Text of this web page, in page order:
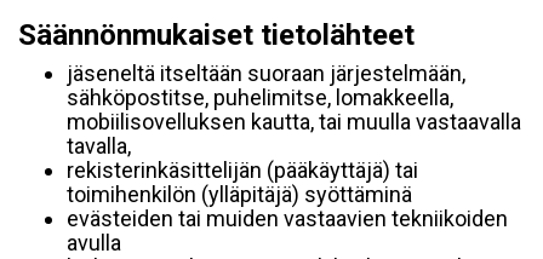
Säännönmukaiset tietolähteet
jäseneltä itseltään suoraan järjestelmään,
sähköpostitse, puhelimitse, lomakkeella,
mobiilisovelluksen kautta, tai muulla vastaavalla
tavalla,
rekisterinkäsittelijän (pääkäyttäjä) tai
toimihenkilön (ylläpitäjä) syöttäminä
evästeiden tai muiden vastaavien tekniikoiden
avulla